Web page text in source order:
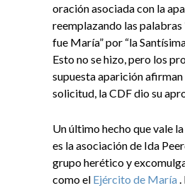
oración asociada con la
reemplazando las palabras
fue María” por “la
Esto no se hizo, pero los
supuesta aparición afirman
solicitud, la CDF dio su
Un último hecho que vale
es la asociación de Ida
grupo herético y
como el Ejército de María.